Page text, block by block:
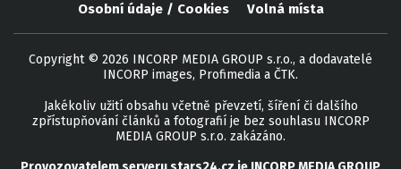
Osobní údaje / Cookies
Volná místa
Copyright © 2026 INCORP MEDIA GROUP s.r.o., a dodavatelé
INCORP images, Profimedia a ČTK.
Jakékoliv užití obsahu včetně převzetí, šíření či dalšího
zpřístupňování článků a fotografií je bez souhlasu INCORP
MEDIA GROUP s.r.o. zakázáno.